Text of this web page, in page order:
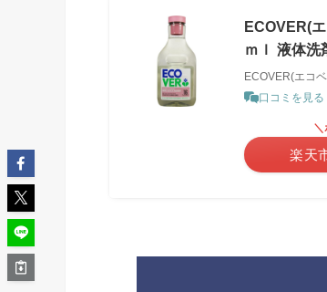
ECOVER(
ｍｌ 液体洗
ECOVER(エコ
口コミを見る
＼
楽天